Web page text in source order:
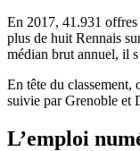
En 2017, 41.931 offres
plus de huit Rennais
médian brut annuel, il
En tête du
suivie par Grenoble et
L’emploi